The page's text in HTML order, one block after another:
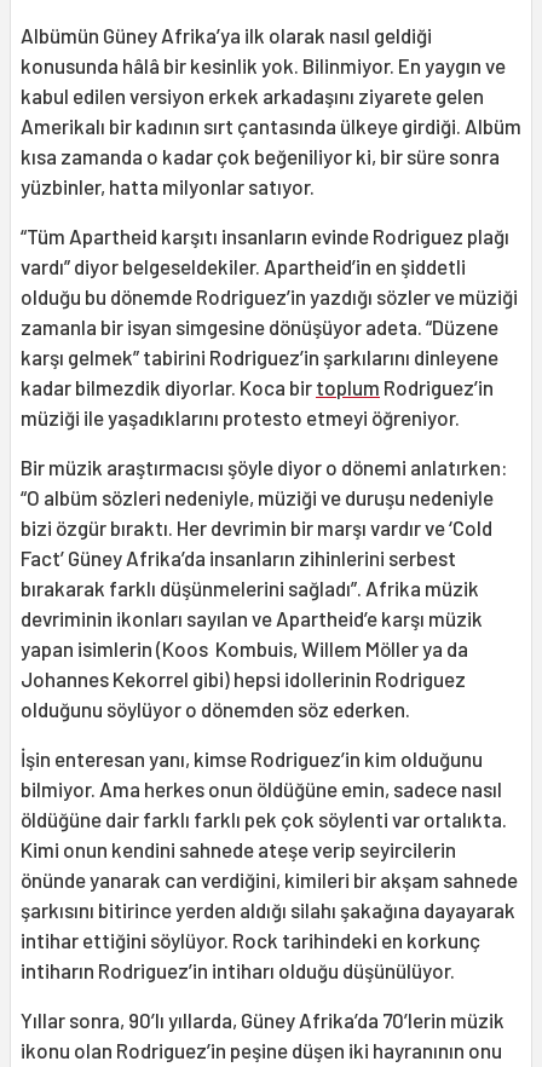
Albümün Güney Afrika’ya ilk olarak nasıl geldiği
konusunda hâlâ bir kesinlik yok. Bilinmiyor. En yaygın ve
kabul edilen versiyon erkek arkadaşını ziyarete gelen
Amerikalı bir kadının sırt çantasında ülkeye girdiği. Albüm
kısa zamanda o kadar çok beğeniliyor ki, bir süre sonra
yüzbinler, hatta milyonlar satıyor.
“Tüm Apartheid karşıtı insanların evinde Rodriguez plağı
vardı” diyor belgeseldekiler. Apartheid’in en şiddetli
olduğu bu dönemde Rodriguez’in yazdığı sözler ve müziği
zamanla bir isyan simgesine dönüşüyor adeta. “Düzene
karşı gelmek” tabirini Rodriguez’in şarkılarını dinleyene
kadar bilmezdik diyorlar. Koca bir toplum Rodriguez’in
müziği ile yaşadıklarını protesto etmeyi öğreniyor.
Bir müzik araştırmacısı şöyle diyor o dönemi anlatırken:
“O albüm sözleri nedeniyle, müziği ve duruşu nedeniyle
bizi özgür bıraktı. Her devrimin bir marşı vardır ve ‘Cold
Fact’ Güney Afrika’da insanların zihinlerini serbest
bırakarak farklı düşünmelerini sağladı”. Afrika müzik
devriminin ikonları sayılan ve Apartheid’e karşı müzik
yapan isimlerin (Koos Kombuis, Willem Möller ya da
Johannes Kekorrel gibi) hepsi idollerinin Rodriguez
olduğunu söylüyor o dönemden söz ederken.
İşin enteresan yanı, kimse Rodriguez’in kim olduğunu
bilmiyor. Ama herkes onun öldüğüne emin, sadece nasıl
öldüğüne dair farklı farklı pek çok söylenti var ortalıkta.
Kimi onun kendini sahnede ateşe verip seyircilerin
önünde yanarak can verdiğini, kimileri bir akşam sahnede
şarkısını bitirince yerden aldığı silahı şakağına dayayarak
intihar ettiğini söylüyor. Rock tarihindeki en korkunç
intiharın Rodriguez’in intiharı olduğu düşünülüyor.
Yıllar sonra, 90’lı yıllarda, Güney Afrika’da 70’lerin müzik
ikonu olan Rodriguez’in peşine düşen iki hayranının onu